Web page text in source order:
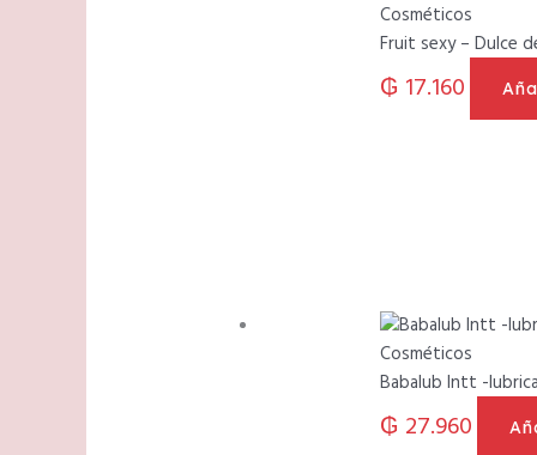
Cosméticos
Fruit sexy – Dulce
₲ 17.160
Cosméticos
Babalub Intt -
₲ 27.960